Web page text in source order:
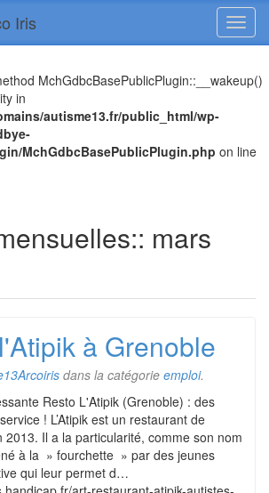
MchGdbcBasePublicPlugin::__wakeup()
in
autisme13.fr/public_html/wp-
MchGdbcBasePublicPlugin.php on line
Iris
mars
à Grenoble
dans la catégorie emploi.
Resto L'Atipik (Grenoble) : des
! L’Atipik est un restaurant de
2013. Il a la particularité, comme son nom
à la » fourchette » par des jeunes
qui leur permet d…